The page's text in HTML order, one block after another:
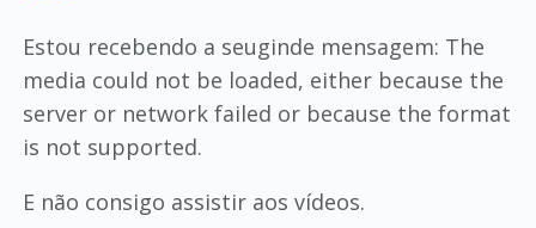
Estou recebendo a seuginde mensagem: The
media could not be loaded, either because the
server or network failed or because the format
is not supported.
E não consigo assistir aos vídeos.